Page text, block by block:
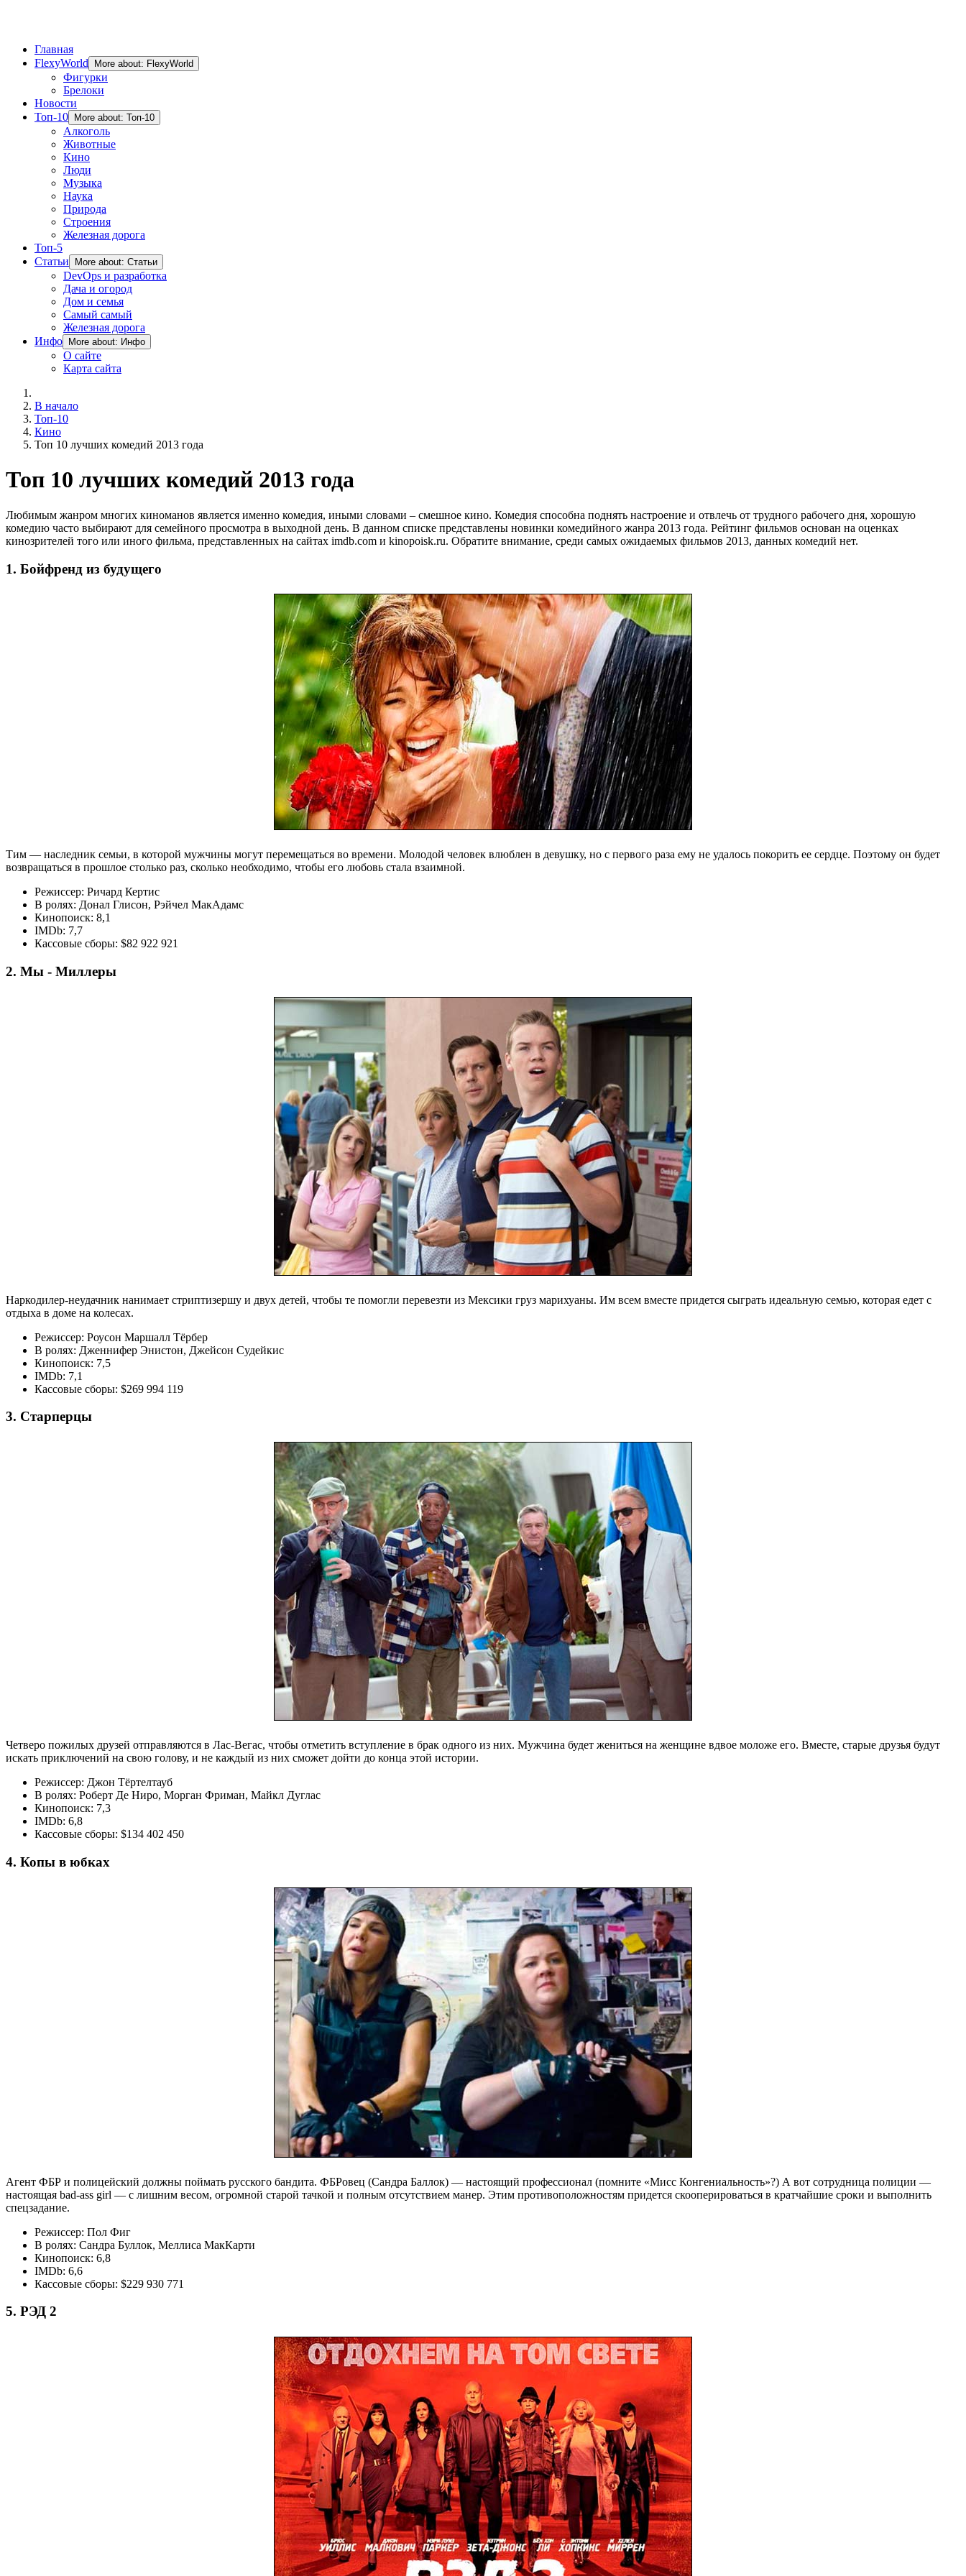
Главная
FlexyWorld
More about: FlexyWorld
Фигурки
Брелоки
Новости
Топ-10
More about: Топ-10
Алкоголь
Животные
Кино
Люди
Музыка
Наука
Природа
Строения
Железная дорога
Топ-5
Статьи
More about: Статьи
DevOps и разработка
Дача и огород
Дом и семья
Самый самый
Железная дорога
Инфо
More about: Инфо
О сайте
Карта сайта
В начало
Топ-10
Кино
Топ 10 лучших комедий 2013 года
Топ 10 лучших комедий 2013 года
Любимым жанром многих киноманов является именно комедия, иными словами – смешное кино. Комедия способна поднять настроение и отвлечь от трудного рабочего дня, хорошую
комедию часто выбирают для семейного просмотра в выходной день. В данном списке представлены новинки комедийного жанра 2013 года. Рейтинг фильмов основан на оценках
кинозрителей того или иного фильма, представленных на сайтах imdb.com и kinopoisk.ru. Обратите внимание, среди самых ожидаемых фильмов 2013, данных комедий нет.
1. Бойфренд из будущего
Тим — наследник семьи, в которой мужчины могут перемещаться во времени. Молодой человек влюблен в девушку, но с первого раза ему не удалось покорить ее сердце. Поэтому он будет
возвращаться в прошлое столько раз, сколько необходимо, чтобы его любовь стала взаимной.
Режиссер: Ричард Кертис
В ролях: Донал Глисон, Рэйчел МакАдамс
Кинопоиск: 8,1
IMDb: 7,7
Кассовые сборы: $82 922 921
2. Мы - Миллеры
Наркодилер-неудачник нанимает стриптизершу и двух детей, чтобы те помогли перевезти из Мексики груз марихуаны. Им всем вместе придется сыграть идеальную семью, которая едет с
отдыха в доме на колесах.
Режиссер: Роусон Маршалл Тёрбер
В ролях: Дженнифер Энистон, Джейсон Судейкис
Кинопоиск: 7,5
IMDb: 7,1
Кассовые сборы: $269 994 119
3. Старперцы
Четверо пожилых друзей отправляются в Лас-Вегас, чтобы отметить вступление в брак одного из них. Мужчина будет жениться на женщине вдвое моложе его. Вместе, старые друзья будут
искать приключений на свою голову, и не каждый из них сможет дойти до конца этой истории.
Режиссер: Джон Тёртелтауб
В ролях: Роберт Де Ниро, Морган Фриман, Майкл Дуглас
Кинопоиск: 7,3
IMDb: 6,8
Кассовые сборы: $134 402 450
4. Копы в юбках
Агент ФБР и полицейский должны поймать русского бандита. ФБРовец (Сандра Баллок) — настоящий профессионал (помните «Мисс Конгениальность»?) А вот сотрудница полиции —
настоящая bad-ass girl — с лишним весом, огромной старой тачкой и полным отсутствием манер. Этим противоположностям придется скооперироваться в кратчайшие сроки и выполнить
спецзадание.
Режиссер: Пол Фиг
В ролях: Сандра Буллок, Меллиса МакКарти
Кинопоиск: 6,8
IMDb: 6,6
Кассовые сборы: $229 930 771
5. РЭД 2